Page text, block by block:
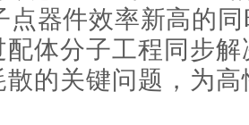
点器件效率新高的
体分子工程同步
的关键问题，为